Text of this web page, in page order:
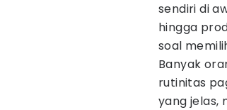
sendiri di
hingga
soal
Banyak
rutinitas
yang jelas,